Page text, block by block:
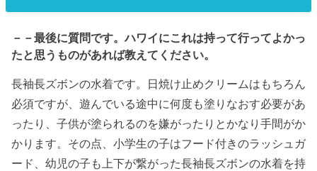
－－最後に質問です。ハワイにこれは持って行ってよかっ
たと思うものがあれば教えてください。
長袖長ズボンの水着です。日焼け止めクリームはもちろん
必須ですが、遊んでいる途中に何度も塗りなおす必要があ
ったり、子供が塗られるのを嫌がったりとかなり手間がか
かります。その点、小学生の子はフード付きのラッシュガ
ード、幼児の子も上下が繋がった長袖長ズボンの水着を持